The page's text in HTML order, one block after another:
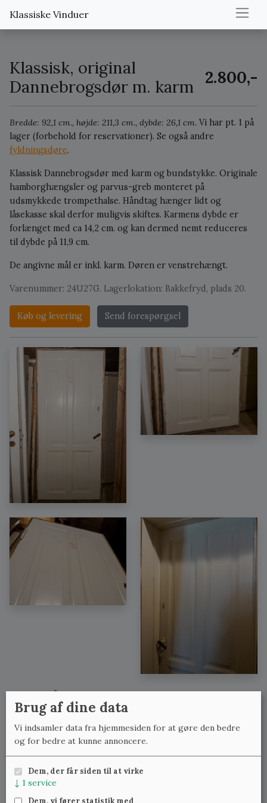
Klassiske Vinduer
Klassisk, original
Dannebrogsdør m. karm 2.800,-
Bredde: 92,1 cm., højde: 211,3 cm., dybde: 26,1 cm. Vi har pt. 1 på
lager (forbehold for reservationer). Se også andre
fyldningsdøre.
Klassisk Dannebrogsdør med karm og bundstykke. Originale
hamborghængsler og parvus-greb monteret på
udsmykkede trompethalse. Håndtag hænger lidt og
låsekasse skal derfor muligvis skiftes. Karmens dybde er
forlænget med ca 14,2 cm. og kan dermed nemt reduceres
til dybde på 11,9 cm.
De angivne mål er inkl. karm. Døren er venstrehængt.
Varenummer: 24U27G. Lagerlokation: Bakkefryd, plads 20.
Køb og levering Send forespørgsel
Se også:
Fyldningsdøre med lignende mål
Fyldningsdøre med lignende bredde
Fyldningsdøre med lignende højde
Brug af dine data
Vi indsamler data fra hjemmesiden for at gøre den bedre
og for bedre at kunne annoncere.
Dem, der får siden til at virke
↓ 1 service
Dem, vi fører statistik med